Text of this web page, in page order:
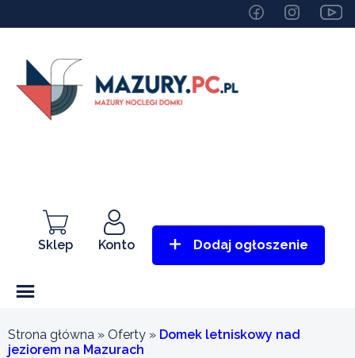
Sklep Konto Dodaj ogłoszenie
Strona główna » Oferty » Domek letniskowy nad
jeziorem na Mazurach